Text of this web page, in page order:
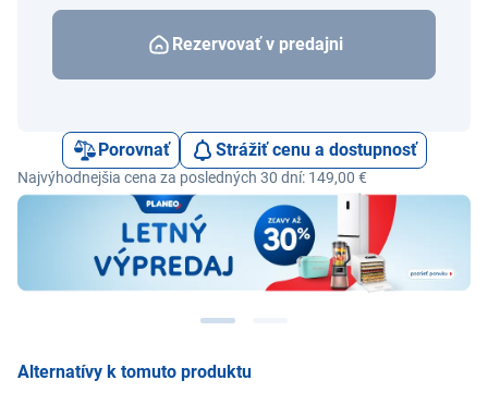
Rezervovať v predajni
Porovnať Strážiť cenu a dostupnosť
Najvýhodnejšia cena za posledných 30 dní: 149,00 €
Alternatívy k tomuto produktu